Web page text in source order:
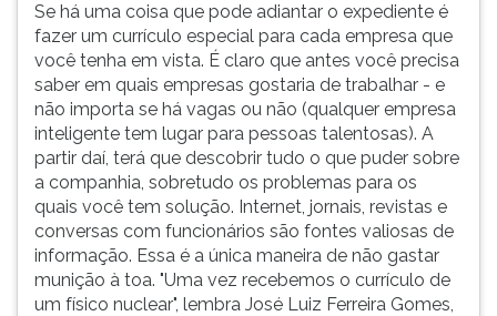
Se há uma coisa que pode adiantar o expediente é
fazer um currículo especial para cada empresa que
você tenha em vista. É claro que antes você precisa
saber em quais empresas gostaria de trabalhar - e
não importa se há vagas ou não (qualquer empresa
inteligente tem lugar para pessoas talentosas). A
partir daí, terá que descobrir tudo o que puder sobre
a companhia, sobretudo os problemas para os
quais você tem solução. Internet, jornais, revistas e
conversas com funcionários são fontes valiosas de
informação. Essa é a única maneira de não gastar
munição à toa. "Uma vez recebemos o currículo de
um físico nuclear", lembra José Luiz Ferreira Gomes,